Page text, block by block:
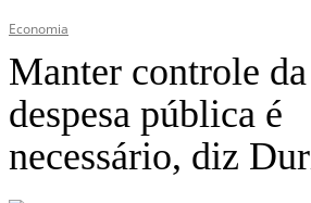
Economia
Manter controle da
despesa pública é
necessário, diz